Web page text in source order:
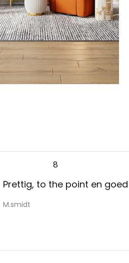
8
Prettig, to the point en
M.smidt